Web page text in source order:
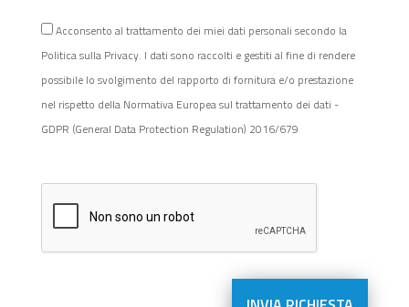
Acconsento al trattamento dei miei dati personali secondo la
Politica sulla Privacy. I dati sono raccolti e gestiti al fine di rendere
possibile lo svolgimento del rapporto di fornitura e/o prestazione
nel rispetto della Normativa Europea sul trattamento dei dati -
GDPR (General Data Protection Regulation) 2016/679